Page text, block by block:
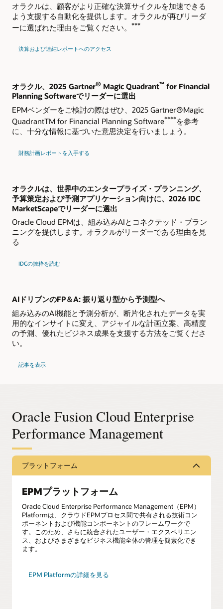
オラクルは、顧客がより正確な決算サイクルを加速できる
よう支援する自動化を提供します。オラクルが再びリーダ
ーに選ばれた理由をご覧ください。
***
決算および連結レポートへのアクセス
オラクル、2025 Gartner® Magic Quadrant™ for Financial
Planning Softwareでリーダーに選出
EPMベンダーをご検討の際はぜひ、2025 Gartner®Magic
QuadrantTM for Financial Planning Software****を参考
に、十分な情報に基づいた意思決定を行いましょう。
財務計画レポートを入手する
オラクルは、世界中のエンタープライズ・プランニング、
予算策定および予測アプリケーション向けに、2026 IDC
MarketScapeでリーダーに選出
Oracle Cloud EPMは、組み込みAIとコネクテッド・プラン
ニングを提供します。オラクルがリーダーである理由を見
る
IDCの抜粋を読む
AIドリブンのFP＆A: 振り返り型から予測型へ
組み込みのAI機能と予測分析が、断片化されたデータを実
用的なインサイトに変え、アジャイルな計画立案、高精度
の予測、優れたビジネス成果を支援する方法をご覧くださ
い。
記事を表示
Oracle Fusion Cloud Enterprise
Performance Management
プラットフォーム
EPMプラットフォーム
Oracle Cloud Enterprise Performance Management（EPM）
Platformは、クラウドEPMプロセス間で共有される技術コン
ポーネントおよび機能コンポーネントのフレームワークで
す。このため、さらに統合されたユーザー・エクスペリエン
ス、およびさまざまなビジネス機能全体の管理を簡素化でき
ます。
EPM Platformの詳細を見る